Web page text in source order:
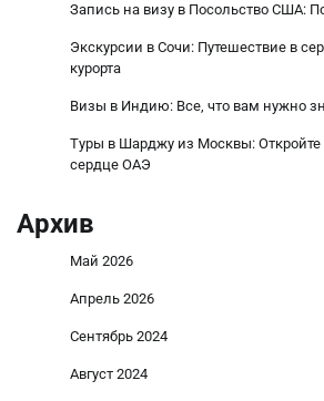
Запись на визу в Посольство США:
Экскурсии в Сочи: Путешествие в
курорта
Визы в Индию: Все, что вам нужно
Туры в Шарджу из Москвы: Откройте
сердце ОАЭ
Архив
Май 2026
Апрель 2026
Сентябрь 2024
Август 2024